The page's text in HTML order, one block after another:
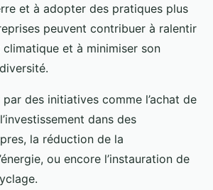
et à adopter des pratiques plus
peuvent contribuer à ralentir
et à minimiser son
des initiatives comme l’achat de
dans des
la réduction de la
ou encore l’instauration de